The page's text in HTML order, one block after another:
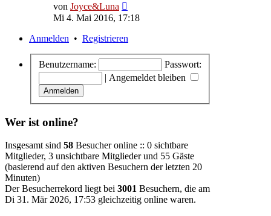
von Joyce&Luna
Beitrag
Mi 4. Mai 2016, 17:18
Anmelden • Registrieren
Benutzername:
Passwort:
| Angemeldet bleiben
Wer ist online?
Insgesamt sind 58 Besucher online :: 0 sichtbare
Mitglieder, 3 unsichtbare Mitglieder und 55 Gäste
(basierend auf den aktiven Besuchern der letzten 20
Minuten)
Der Besucherrekord liegt bei 3001 Besuchern, die am
Di 31. Mär 2026, 17:53 gleichzeitig online waren.